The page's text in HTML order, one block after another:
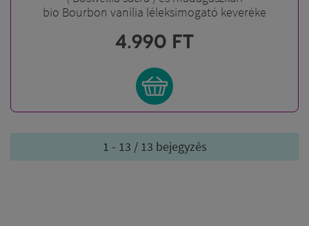
bio Bourbon vanília léleksimogató keveréke
4.990 FT
1 - 13 / 13 bejegyzés